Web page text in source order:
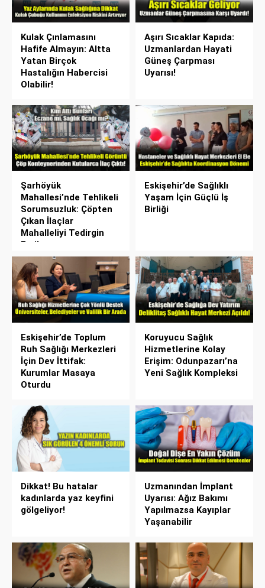
Kulak Çınlamasını
Hafife Almayın: Altta
Yatan Birçok
Hastalığın Habercisi
Olabilir!
Aşırı Sıcaklar Kapıda:
Uzmanlardan Hayati
Güneş Çarpması
Uyarısı!
Şarhöyük
Mahallesi’nde Tehlikeli
Sorumsuzluk: Çöpten
Çıkan İlaçlar
Mahalleliyi Tedirgin
Etti!
Eskişehir’de Sağlıklı
Yaşam İçin Güçlü İş
Birliği
Eskişehir’de Toplum
Ruh Sağlığı Merkezleri
İçin Dev İttifak:
Kurumlar Masaya
Oturdu
Koruyucu Sağlık
Hizmetlerine Kolay
Erişim: Odunpazarı’na
Yeni Sağlık Kompleksi
Dikkat! Bu hatalar
kadınlarda yaz keyfini
gölgeliyor!
Uzmanından İmplant
Uyarısı: Ağız Bakımı
Yapılmazsa Kayıplar
Yaşanabilir